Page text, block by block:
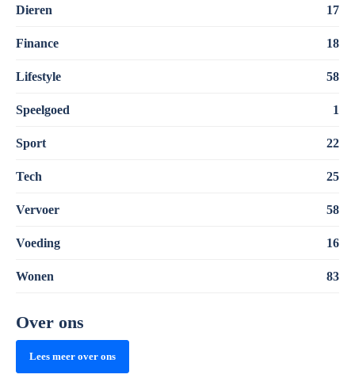
Dieren 17
Finance 18
Lifestyle 58
Speelgoed 1
Sport 22
Tech 25
Vervoer 58
Voeding 16
Wonen 83
Over ons
Lees meer over ons